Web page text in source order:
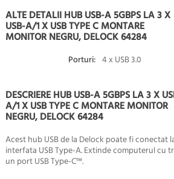
ALTE DETALII HUB USB-A 5GBPS LA 3 X
USB-A/1 X USB TYPE C MONTARE
MONITOR NEGRU, DELOCK 64284
Porturi: 4 x USB 3.0
DESCRIERE HUB USB-A 5GBPS LA 3 X
A/1 X USB TYPE C MONTARE MONITOR
NEGRU, DELOCK 64284
Acest hub USB de la Delock poate fi conectat
interfata USB Type-A. Extinde computerul cu
un port USB Type-C™.